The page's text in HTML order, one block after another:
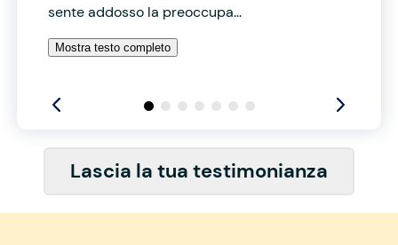
sente addosso la preoccupa...
Mostra testo completo
Lascia la tua testimonianza